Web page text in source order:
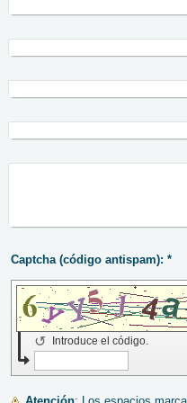
Captcha (código antispam): *
Introduce el código.
↺